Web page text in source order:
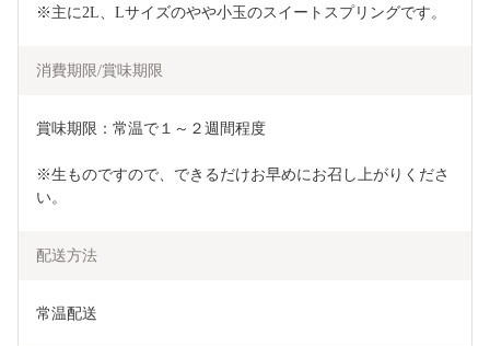
※主に2L、Lサイズのやや小玉のスイートスプリングです。
消費期限/賞味期限
賞味期限：常温で１～２週間程度
※生ものですので、できるだけお早めにお召し上がりくださ
い。
配送方法
常温配送